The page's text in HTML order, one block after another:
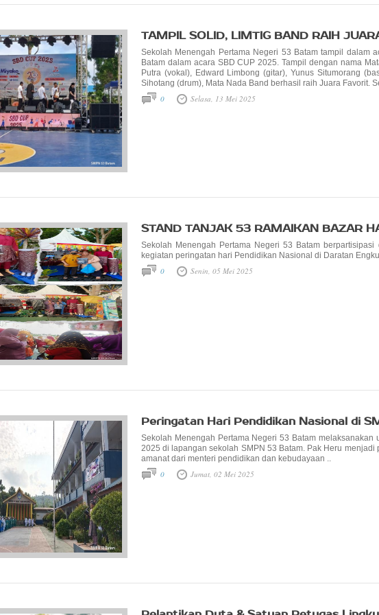
TAMPIL SOLID, LIMTIG BAND RAIH
Sekolah Menengah Pertama Negeri 53 Batam tampil dalam
Batam dalam acara SBD CUP 2025. Tampil dengan nama
Putra (vokal), Edward Limbong (gitar), Yunus Situmorang
Sihotang (drum), Mata Nada Band berhasil raih Juara Favorit.
0 Selasa, 13 Mei 2025
STAND TANJAK 53 RAMAIKAN BAZAR
Sekolah Menengah Pertama Negeri 53 Batam
kegiatan peringatan hari Pendidikan Nasional di Daratan
0 Senin, 05 Mei 2025
Peringatan Hari Pendidikan Nasional di
Sekolah Menengah Pertama Negeri 53 Batam
2025 di lapangan sekolah SMPN 53 Batam. Pak Heru
amanat dari menteri pendidikan dan kebudayaan ..
0 Jumat, 02 Mei 2025